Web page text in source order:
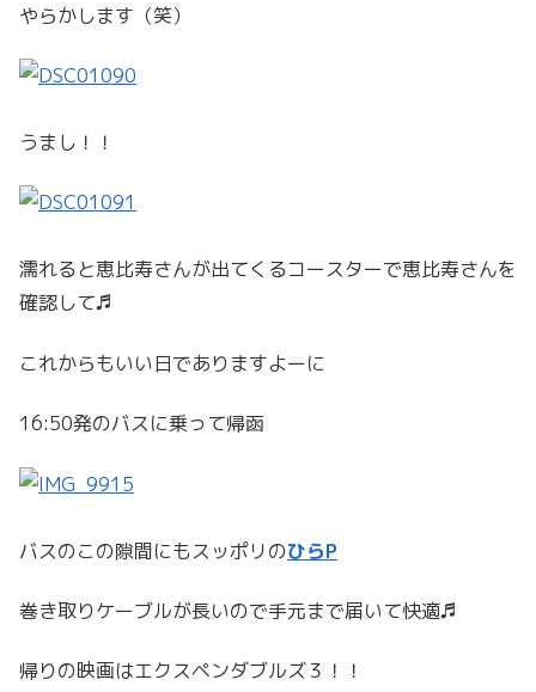
やらかします（笑）
うまし！！
濡れると恵比寿さんが出てくるコースターで恵比寿さんを
確認して♬
これからもいい日でありますよーに
16:50発のバスに乗って帰函
バスのこの隙間にもスッポリのひらP
巻き取りケーブルが長いので手元まで届いて快適♬
帰りの映画はエクスペンダブルズ３！！